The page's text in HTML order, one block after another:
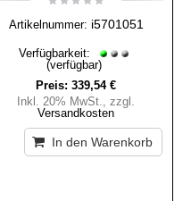
Artikelnummer: i5701051
Verfügbarkeit:
(verfügbar)
Preis: 339,54 €
Inkl. 20% MwSt.,zzgl.
Versandkosten
In den Warenkorb